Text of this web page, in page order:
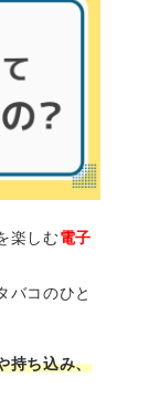
楽しむ電子
バコのひと
持ち込み、